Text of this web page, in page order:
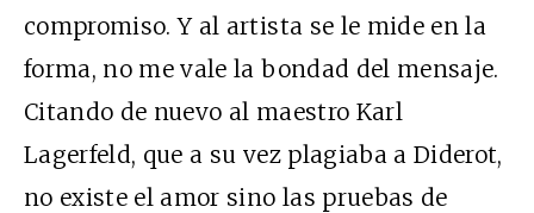
compromiso. Y al artista se le mide en la
forma, no me vale la bondad del mensaje.
Citando de nuevo al maestro Karl
Lagerfeld, que a su vez plagiaba a Diderot,
no existe el amor sino las pruebas de